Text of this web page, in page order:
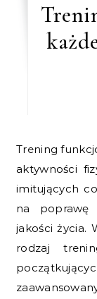
Trening funkcjonalny to niezwykle efektywna forma
aktywności
imitujących
na poprawę
jakości życia.
rodzaj